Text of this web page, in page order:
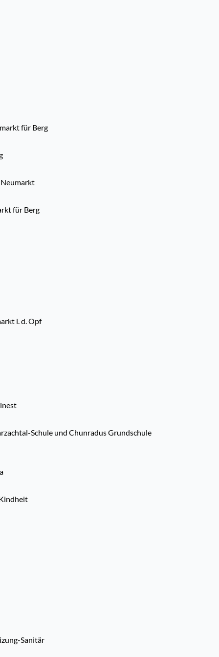
für Berg
für Berg
i. d. Opf
Schule und Chunradus Grundschule
Sanitär